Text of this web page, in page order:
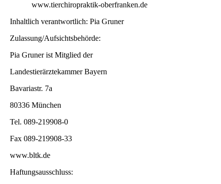
www.tierchiropraktik-oberfranken.de
Inhaltlich verantwortlich: Pia Gruner
Zulassung/Aufsichtsbehörde:
Pia Gruner ist Mitglied der
Landestierärztekammer Bayern
Bavariastr. 7a
80336 München
Tel. 089-219908-0
Fax 089-219908-33
www.bltk.de
Haftungsausschluss: